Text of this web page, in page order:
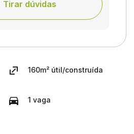
Tirar dúvidas
160m² útil/construída
1 vaga